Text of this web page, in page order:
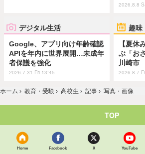
2026.8.8
デジタル生活
Google、アプリ向け年齢確認
APIを年内に世界展開…未成年
者保護を強化
2026.7.31 Fri 13:45
趣味
【夏休
ぶ「お
川崎市
2026.8.7
ホーム › 教育・受験 › 高校生 › 記事 › 写真・画像
TOP
Home Facebook X YouTube